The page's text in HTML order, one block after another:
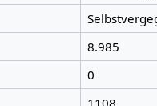
8.985
0